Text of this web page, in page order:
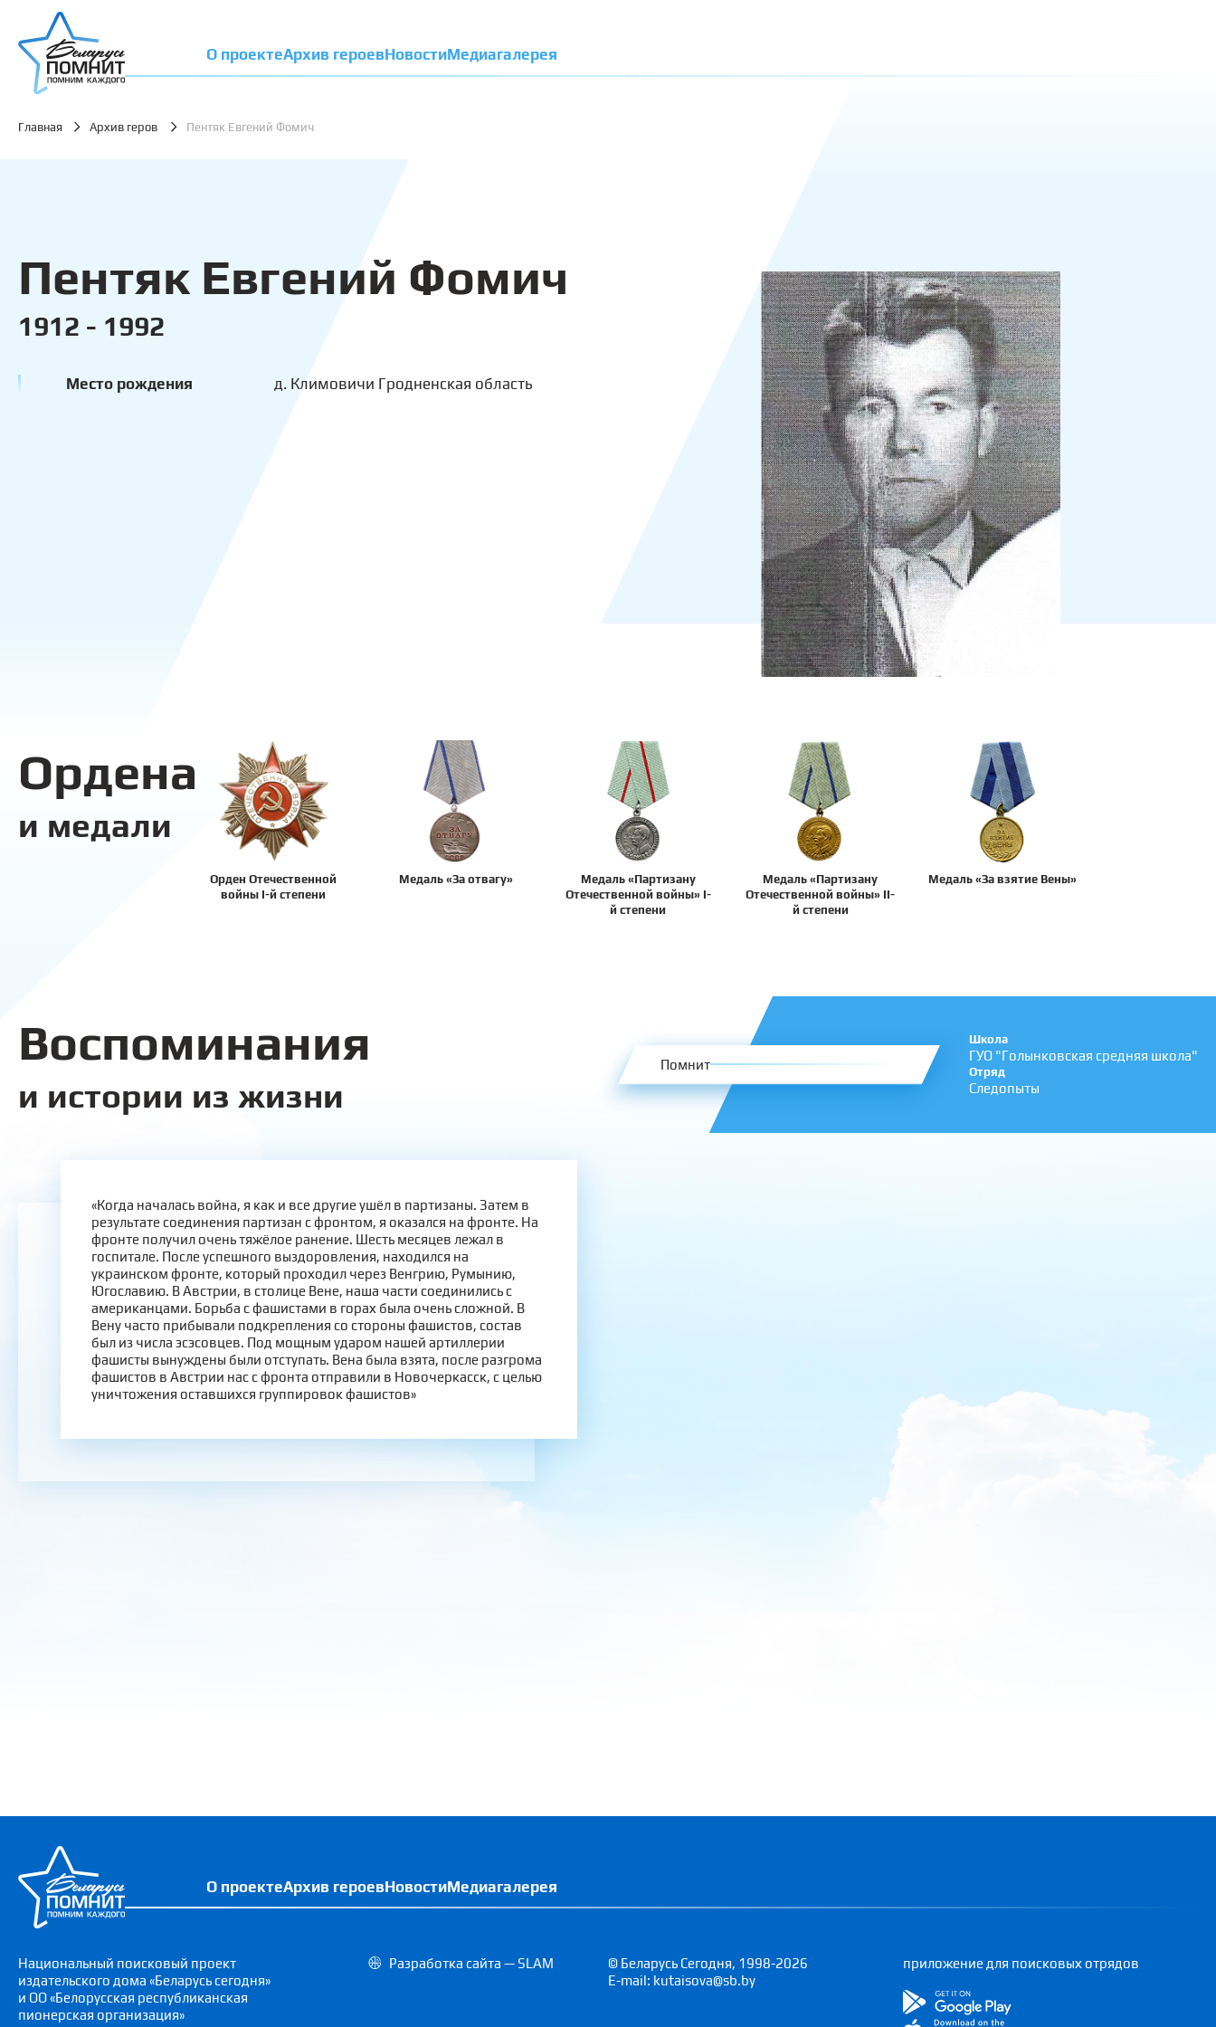
О проектеАрхив героевНовостиМедиагалерея
Главная Архив геров Пентяк Евгений Фомич
Пентяк Евгений Фомич
1912 - 1992
Место рождения д. Климовичи Гродненская область
Ордена
и медали
Орден Отечественной
войны I-й степени
Медаль «За отвагу»
Медаль «Партизану
Отечественной войны» I-
й степени
Медаль «Партизану
Отечественной войны» II-
й степени
Медаль «За взятие Вены»
Воспоминания
и истории из жизни
Помнит
Школа
ГУО "Голынковская средняя школа"
Отряд
Следопыты
«Когда началась война, я как и все другие ушёл в партизаны. Затем в
результате соединения партизан с фронтом, я оказался на фронте. На
фронте получил очень тяжёлое ранение. Шесть месяцев лежал в
госпитале. После успешного выздоровления, находился на
украинском фронте, который проходил через Венгрию, Румынию,
Югославию. В Австрии, в столице Вене, наша части соединились с
американцами. Борьба с фашистами в горах была очень сложной. В
Вену часто прибывали подкрепления со стороны фашистов, состав
был из числа эсэсовцев. Под мощным ударом нашей артиллерии
фашисты вынуждены были отступать. Вена была взята, после разгрома
фашистов в Австрии нас с фронта отправили в Новочеркасск, с целью
уничтожения оставшихся группировок фашистов»
О проектеАрхив героевНовостиМедиагалерея
Национальный поисковый проект
издательского дома «Беларусь сегодня»
и ОО «Белорусская республиканская
пионерская организация»
Разработка сайта — SLAM
© Беларусь Сегодня, 1998-2026
E-mail: kutaisova@sb.by
приложение для поисковых отрядов